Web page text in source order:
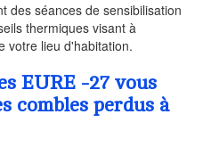
des séances de sensibilisation
thermiques visant à
votre lieu d'habitation.
EURE -27 vous
combles perdus à